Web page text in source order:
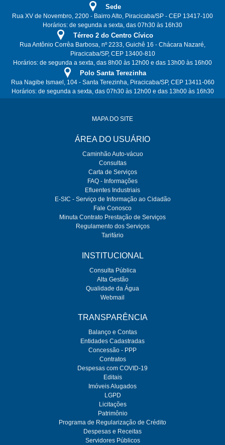
Sede
Rua XV de Novembro, 2200 - Bairro Alto, Piracicaba/SP - CEP 13417-100
Horários: de segunda a sexta, das 07h30 às 16h30
Térreo 2 do Centro Cívico
Rua Antônio Corrêa Barbosa, nº 2233, Guichê 16 - Chácara Nazaré,
Piracicaba/SP, CEP 13400-810
Horários: de segunda a sexta, das 8h00 às 12h00 e das 13h00 às 16h00
Polo Santa Terezinha
Rua Nagibe Ismael, 104 - Santa Terezinha, Piracicaba/SP, CEP 13411-060
Horários: de segunda a sexta, das 07h30 às 12h00 e das 13h00 às 16h30
MAPA DO SITE
ÁREA DO USUÁRIO
Caminhão Auto-vácuo
Consultas
Carta de Serviços
FAQ - Informações
Efluentes Industriais
E-SIC - Serviço de Informação ao Cidadão
Fale Conosco
Minuta Contrato Prestação de Serviços
Regulamento dos Serviços
Tarifário
INSTITUCIONAL
Consulta Pública
Alta Gestão
Qualidade da Água
Webmail
TRANSPARÊNCIA
Balanço e Contas
Entidades Cadastradas
Concessão - PPP
Contratos
Despesas com COVID-19
Editais
Imóveis Alugados
LGPD
Licitações
Patrimônio
Programa de Regularização de Crédito
Despesas e Receitas
Servidores Públicos